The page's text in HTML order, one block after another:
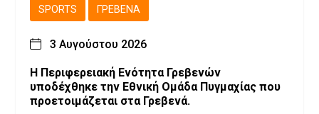
SPORTS ΓΡΕΒΕΝΆ
3 Αυγούστου 2026
Η Περιφερειακή Ενότητα Γρεβενών
υποδέχθηκε την Εθνική Ομάδα Πυγμαχίας που
προετοιμάζεται στα Γρεβενά.